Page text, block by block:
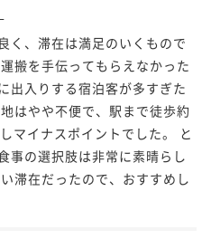
く、滞在は満足のいくもので
搬を手伝ってもらえなかった
出入りする宿泊客が多すぎた
はやや不便で、駅まで徒歩約
マイナスポイントでした。 と
事の選択肢は非常に素晴らし
滞在だったので、おすすめし